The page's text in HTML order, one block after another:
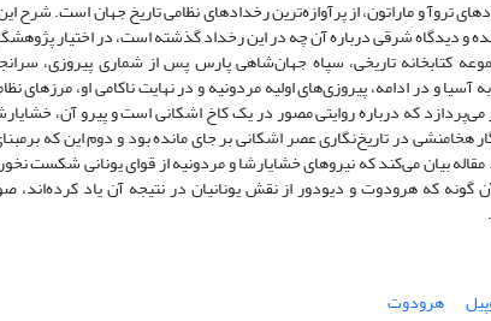
تروآ و ماراتون، از پرآوازه‌ترین رخدادهای نظامی تاریخ جهان است.
و دیدگاه شرقی درباره آن چه در این رخداد گذشته است، در اختیار
کتابخانه تاریخی، سپاه جهان‌شاهی پارس پس از شماری پیروزی،
و در ادامه، پیروزی‌های اولیه مردونیه و در نهایت ناکامی او، مرزهای
که درباره روایتی مصور در یک کاخ اشکانی است و پیرو آن،
هخامنشی در تاریخ‌نگاری عصر اشکانی بر جای مانده بود و دوم این که
بیان می‌کند که نیروهای خشایارشا و مردونیه از قوای یونانی شکست
گونه که هرودوت و دیودور از نقش یونانیان در نتیجه آن یاد
هرودوت